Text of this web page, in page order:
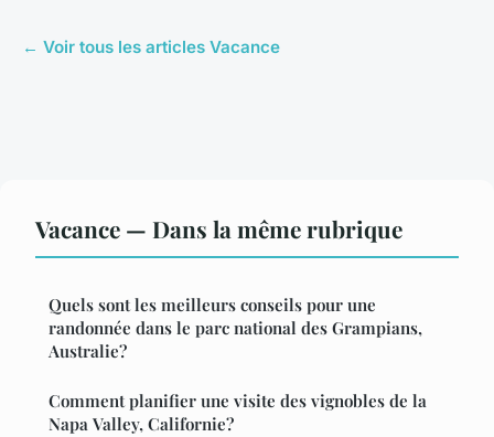
← Voir tous les articles Vacance
Vacance — Dans la même rubrique
Quels sont les meilleurs conseils pour une
randonnée dans le parc national des Grampians,
Australie?
Comment planifier une visite des vignobles de la
Napa Valley, Californie?